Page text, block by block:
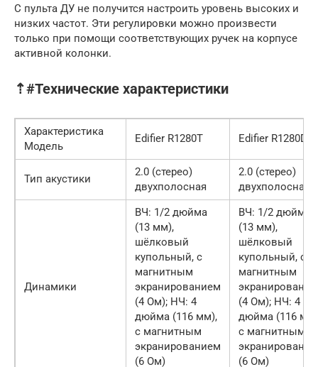
С пульта ДУ не получится настроить уровень высоких и
низких частот. Эти регулировки можно произвести
только при помощи соответствующих ручек на корпусе
активной колонки.
⇡#Технические характеристики
Характеристика
Модель
Edifier R1280T Edifier R1280DB
Тип акустики
2.0 (стерео)
двухполосная
2.0 (стерео)
двухполосная
Динамики
ВЧ: 1/2 дюйма
(13 мм),
шёлковый
купольный, с
магнитным
экранированием
(4 Ом); НЧ: 4
дюйма (116 мм),
с магнитным
экранированием
(6 Ом)
ВЧ: 1/2 дюйма
(13 мм),
шёлковый
купольный, с
магнитным
(4 Ом); НЧ: 4
дюйма (116
с магнитным
(6 Ом)